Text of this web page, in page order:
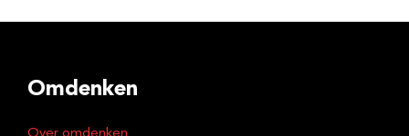
Omdenken